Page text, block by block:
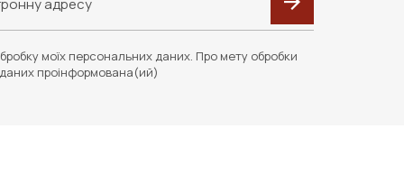
моїх персональних даних. Про мету обробки
проінформована(ий)